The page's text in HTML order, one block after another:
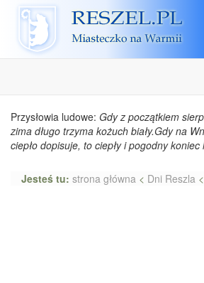
Reszel
Przysłowia ludowe: Gdy z początkiem
zima długo trzyma kożuch biały.Gdy na
ciepło dopisuje, to ciepły i pogodny
Jesteś tu: strona główna < Dni Reszla <